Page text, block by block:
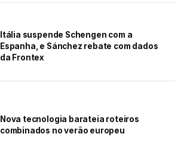
Itália suspende Schengen com a
Espanha, e Sánchez rebate com dados
da Frontex
Nova tecnologia barateia roteiros
combinados no verão europeu